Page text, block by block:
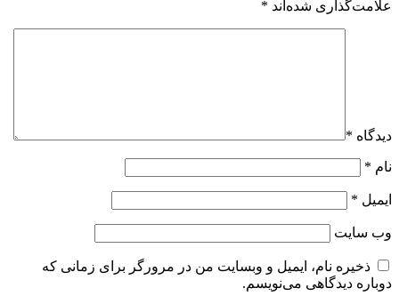
علامت‌گذاری شده‌اند *
دیدگاه *
نام *
ایمیل *
وب‌ سایت
ذخیره نام، ایمیل و وبسایت من در مرورگر برای زمانی که
دوباره دیدگاهی می‌نویسم.